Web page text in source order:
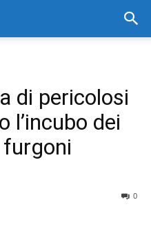
di pericolosi
l’incubo dei
0